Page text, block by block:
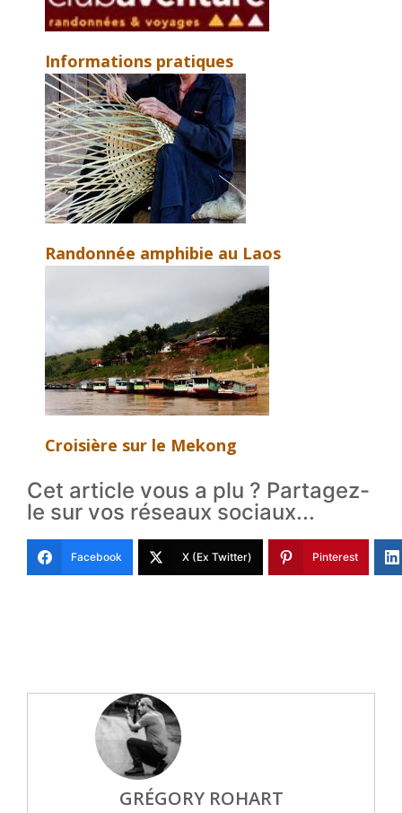
Informations pratiques
Randonnée amphibie au Laos
Croisière sur le Mekong
Cet article vous a plu ? Partagez-
le sur vos réseaux sociaux...
Facebook X (Ex Twitter) Pinterest
GRÉGORY ROHART